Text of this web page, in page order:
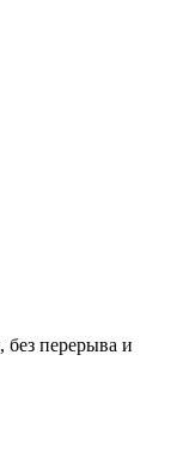
без перерыва и